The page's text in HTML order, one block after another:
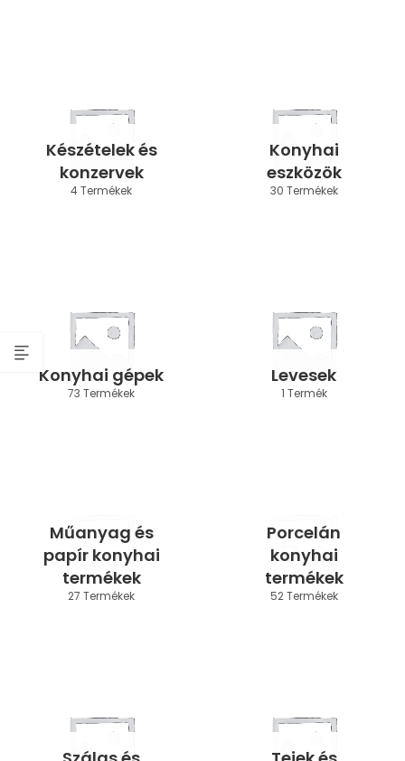
Készételek és
konzervek
4 Termékek
Konyhai
eszközök
30 Termékek
Konyhai gépek
73 Termékek
Levesek
1 Termék
Műanyag és
papír konyhai
termékek
27 Termékek
Porcelán
konyhai
termékek
52 Termékek